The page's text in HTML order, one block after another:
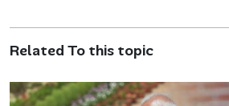
Related To this topic